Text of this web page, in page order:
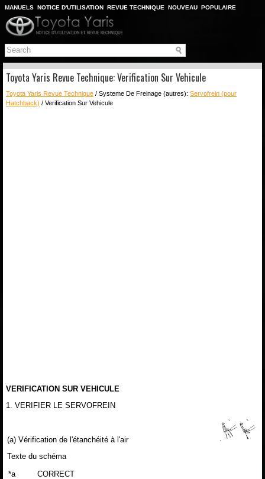
MANUELS NOTICE D'UTILISATION REVUE TECHNIQUE NOUVEAU POPULAIRE
PLAN DU SITE
CHERCHER
Toyota Yaris Revue Technique: Verification Sur Vehicule
Toyota Yaris Revue Technique / Systeme De Freinage (autres): Servofrein (pour
Hatchback) / Verification Sur Vehicule
VERIFICATION SUR VEHICULE
1. VERIFIER LE SERVOFREIN
(a) Vérification de l'étanchéité à l'air
Texte du schéma
*a
CORRECT